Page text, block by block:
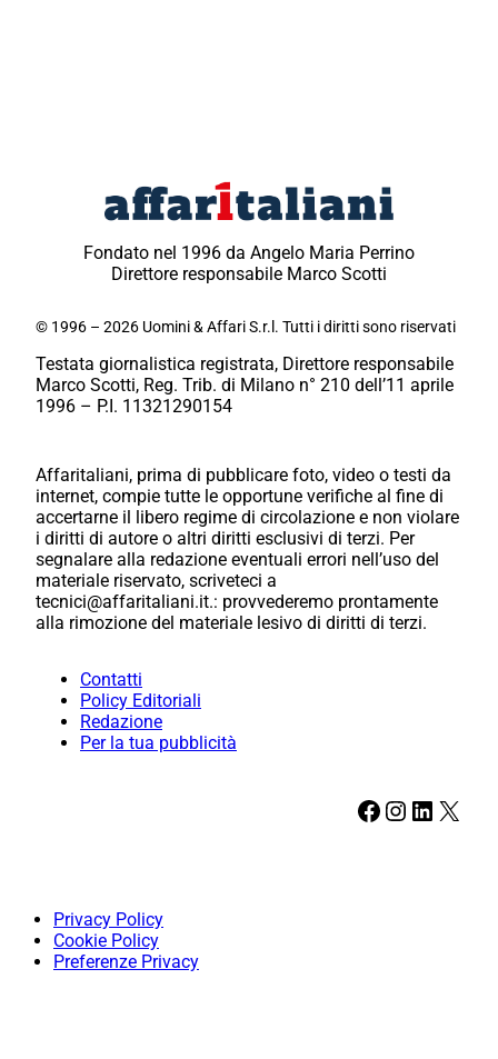
Fondato nel 1996 da Angelo Maria Perrino
Direttore responsabile Marco Scotti
© 1996 – 2026 Uomini & Affari S.r.l. Tutti i diritti sono riservati
Testata giornalistica registrata, Direttore responsabile
Marco Scotti, Reg. Trib. di Milano n° 210 dell’11 aprile
1996 – P.I. 11321290154
Affaritaliani, prima di pubblicare foto, video o testi da
internet, compie tutte le opportune verifiche al fine di
accertarne il libero regime di circolazione e non violare
i diritti di autore o altri diritti esclusivi di terzi. Per
segnalare alla redazione eventuali errori nell’uso del
materiale riservato, scriveteci a
tecnici@affaritaliani.it.: provvederemo prontamente
alla rimozione del materiale lesivo di diritti di terzi.
Contatti
Policy Editoriali
Redazione
Per la tua pubblicità
Facebook Instagram LinkedIn X
Privacy Policy
Cookie Policy
Preferenze Privacy